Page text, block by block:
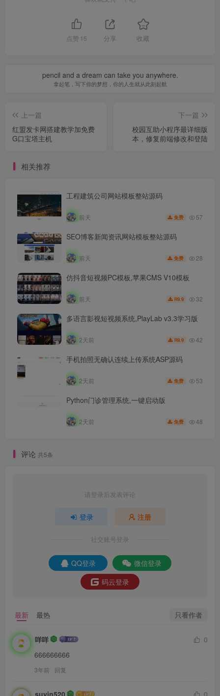
点赞 15 分享 收藏
pencil and a dream can take you anywhere.
拿起笔，写下你的梦想，你的人生就从此刻起航
上一篇
红盟发卡网搭建教学加免费
G口宝塔主机
下一篇
校园互助小程序最详细版
本，修复前端修改和登陆
相关推荐
工程建筑公司网站模板整站源码
前天 免费 57
SEO博客新闻资讯网站模板整站源码
前天 免费 28
仿抖音短视频PC模板,苹果CMS V10模板
前天 R9.9 32
多语言影视短视频系统,PlayLab v3.3学习版
2天前 R9.9 42
手机拍照无确认连续上传系统ASP源码
2天前 免费 53
Python门诊管理系统,一键启动版
2天前 免费 48
评论 共5条
请登录后发表评论
登录 注册
社交账号登录
QQ登录
微信登录
码云登录
最新 最热 只看作者
咩咩
0
666666666
3年前 回复